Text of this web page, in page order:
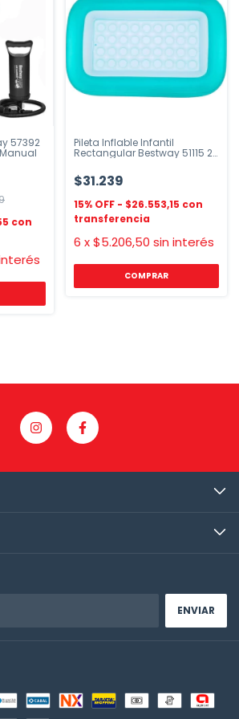
57392 Pileta Inflable Infantil
Rectangular Bestway 51115 2-
$31.239
$26.553,15
6 x$5.206,50 sin interés
COMPRAR